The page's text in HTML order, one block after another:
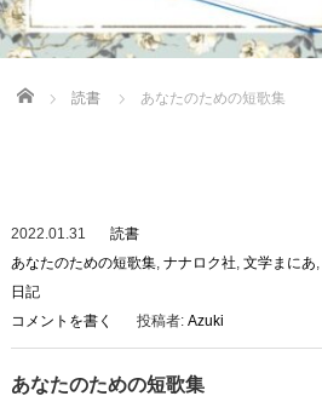
Home 読書 あなたのための短歌集
2022.01.31
読書
あなたのための短歌集, ナナロク社, 文学まにあ,
日記
コメントを書く
投稿者: Azuki
あなたのための短歌集